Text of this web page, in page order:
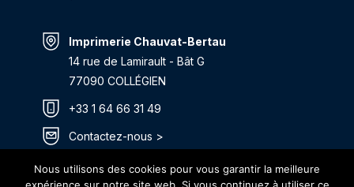
Imprimerie Chauvat-Bertau
14 rue de Lamirault - Bât G
77090 COLLÉGIEN
+33 1 64 66 31 49
Contactez-nous >
Itinéraire >
Nous utilisons des cookies pour vous garantir la meilleure